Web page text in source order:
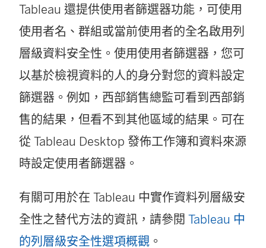
Tableau 還提供使用者篩選器功能，可使用
使用者名、群組或當前使用者的全名啟用列
層級資料安全性。使用使用者篩選器，您可
以基於檢視資料的人的身分對您的資料設定
篩選器。例如，西部銷售總監可看到西部銷
售的結果，但看不到其他區域的結果。可在
從 Tableau Desktop 發佈工作簿和資料來源
時設定使用者篩選器。
有關可用於在 Tableau 中實作資料列層級安
全性之替代方法的資訊，請參閱 Tableau 中
的列層級安全性選項概觀 。